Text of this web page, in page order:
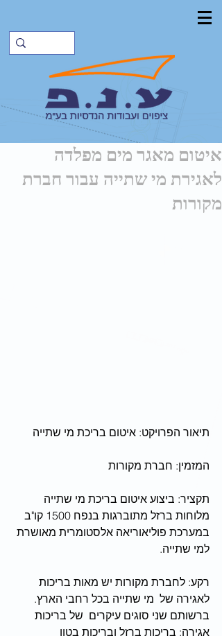
איטום מאגר מים מפלדה
לאגירת מי שתייה עבור חברת
מקורות
תיאור הפרויקט: איטום בריכת מי שתייה
המזמין: חברת מקורות
תקציר: ביצוע איטום בריכת מי שתייה
מלוחות ברזל מתוברגות בנפח 1500 קו"ב
במערכת פוליאוריאה אלסטומרית מאושרת
למי שתייה.
רקע: לחברת מקורות יש מאות בריכות
לאגירה של  מי שתייה בכל רחבי הארץ.
ברשותם שני סוגים עיקרים  של בריכות
אגירה: בריכות ברזל ובריכות בטון